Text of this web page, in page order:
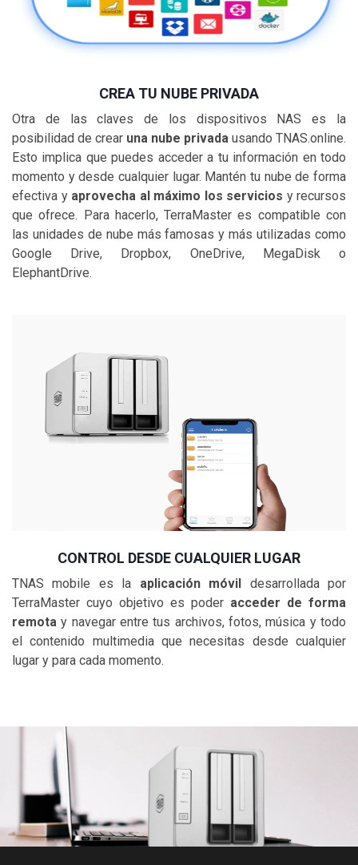
CREA TU NUBE PRIVADA
Otra de las claves de los dispositivos NAS es la
posibilidad de crear una nube privada usando TNAS.online.
Esto implica que puedes acceder a tu información en todo
momento y desde cualquier lugar. Mantén tu nube de forma
efectiva y aprovecha al máximo los servicios y recursos
que ofrece. Para hacerlo, TerraMaster es compatible con
las unidades de nube más famosas y más utilizadas como
Google Drive, Dropbox, OneDrive, MegaDisk o
ElephantDrive.
CONTROL DESDE CUALQUIER LUGAR
TNAS mobile es la aplicación móvil desarrollada por
TerraMaster cuyo objetivo es poder acceder de forma
remota y navegar entre tus archivos, fotos, música y todo
el contenido multimedia que necesitas desde cualquier
lugar y para cada momento.